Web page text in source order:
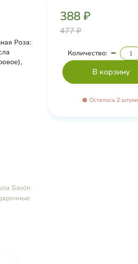
Роза:
Savon
388 ₽
477 ₽
Количество:
Осталось 2 штуки